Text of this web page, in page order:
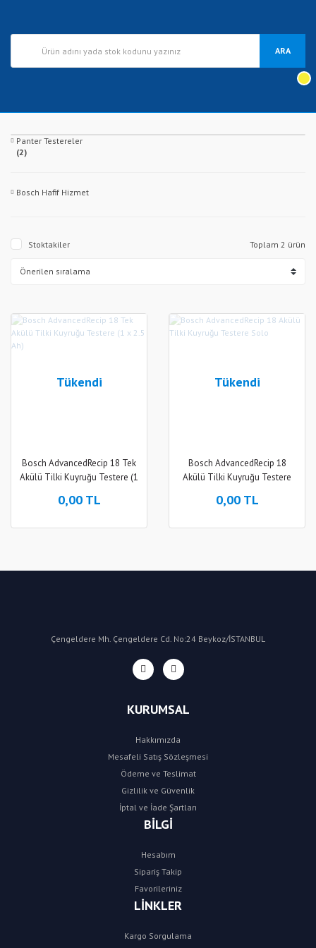
ARA
Panter Testereler
(2)
Bosch Hafif Hizmet
Stoktakiler Toplam 2 ürün
Tükendi
Bosch AdvancedRecip 18 Tek
Akülü Tilki Kuyruğu Testere (1
0,00 TL
Tükendi
Bosch AdvancedRecip 18
Akülü Tilki Kuyruğu Testere
0,00 TL
Çengeldere Mh. Çengeldere Cd. No:24 Beykoz/İSTANBUL
KURUMSAL
Hakkımızda
Mesafeli Satış Sözleşmesi
Ödeme ve Teslimat
Gizlilik ve Güvenlik
İptal ve İade Şartları
BİLGİ
Hesabım
Sipariş Takip
Favorileriniz
LİNKLER
Kargo Sorgulama